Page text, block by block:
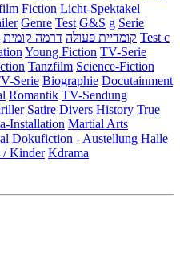
Fiction Licht-Spektakel
Genre Test G&S g Serie
קומדיית פעולה דרמה קומית
Test c
Young Fiction TV-Serie
Tanzfilm Science-Fiction
Serie Biographie Docutainment
Romantik TV-Sendung
Satire Divers History True
Installation Martial Arts
Dokufiction - Austellung Halle
/ Kinder Kdrama